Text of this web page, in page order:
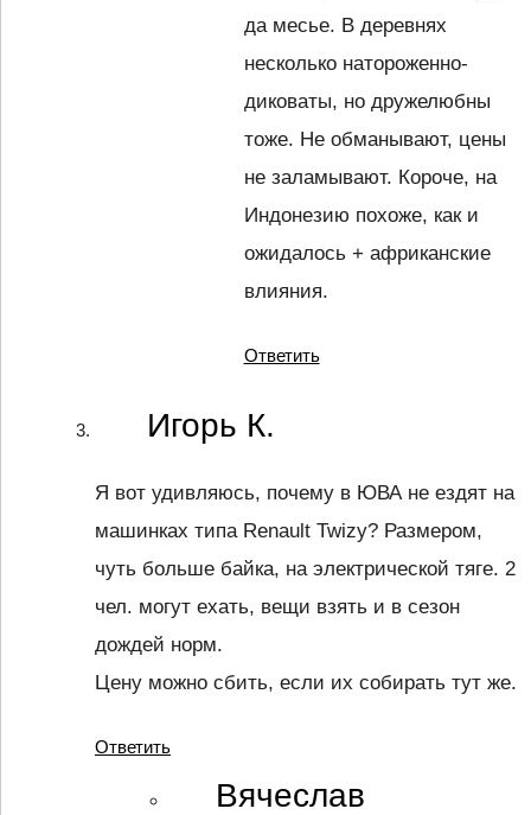
да месье. В деревнях
несколько натороженно-
диковаты, но дружелюбны
тоже. Не обманывают, цены
не заламывают. Короче, на
Индонезию похоже, как и
ожидалось + африканские
влияния.
Ответить
Игорь К.
Я вот удивляюсь, почему в ЮВА не ездят на
машинках типа Renault Twizy? Размером,
чуть больше байка, на электрической тяге. 2
чел. могут ехать, вещи взять и в сезон
дождей норм.
Цену можно сбить, если их собирать тут же.
Ответить
Вячеслав